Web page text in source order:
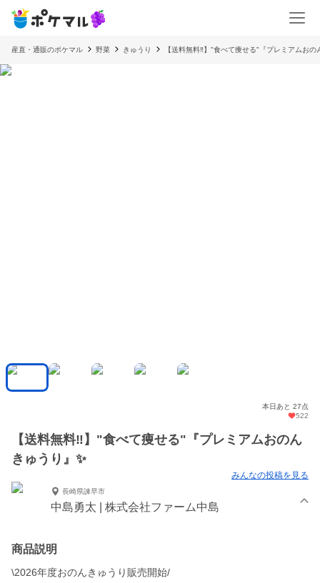
産直・通販のポケマル 野菜 きゅうり 【送料無料‼️】"食べて痩せる"『プレミアムおの
本日あと 27点
522
【送料無料‼️】"食べて痩せる"『プレミアムおのん
きゅうり』✨
みんなの投稿を見る
長崎県諫早市
中島勇太 | 株式会社ファーム中島
商品説明
\2026年度おのんきゅうり販売開始/